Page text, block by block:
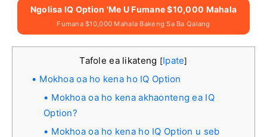
Ngolisa IQ Option 'me U Fumane $10,000 Mahala
Fumana $10,000 Mahala Bakeng Sa Ba Qalang
Tafole ea likateng [Ipate]
Mokhoa oa ho kena ho IQ Option
Mokhoa oa ho kena akhaonteng ea IQ
Option?
Mokhoa oa ho kena ho IQ Option u seb